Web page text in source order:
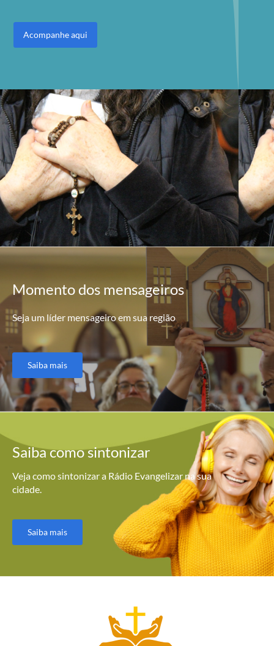
Acompanhe aqui
Momento dos mensageiros
Seja um líder mensageiro em sua região
Saiba mais
Saiba comosintonizar
Veja como sintonizar a Rádio Evangelizar na sua
cidade.
Saiba mais